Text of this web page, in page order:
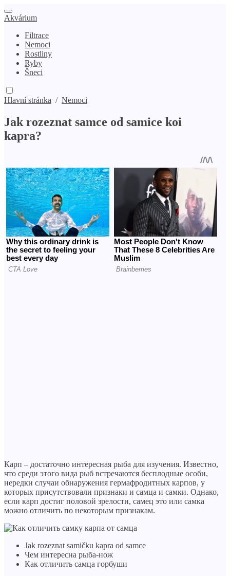
Akvárium
Filtrace
Nemoci
Rostliny
Ryby
Šneci
Hlavní stránka / Nemoci
Jak rozeznat samce od samice koi
kapra?
Карп – достаточно интересная рыба для изучения. Известно,
что среди этого вида рыб встречаются бесплодные особи,
нередки случаи обнаружения гермафродитных карпов, у
которых присутствовали признаки и самца и самки. Однако,
если карп достиг половой зрелости, самец это или самка
можно отличить по некоторым признакам.
Jak rozeznat samičku kapra od samce
Чем интересна рыба-нож
Как отличить самца горбуши